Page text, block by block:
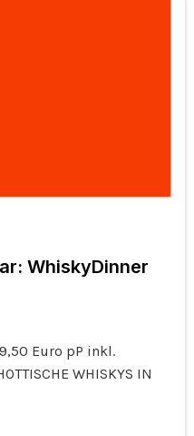
WhiskyDinner
Euro pP inkl.
WHISKYS IN